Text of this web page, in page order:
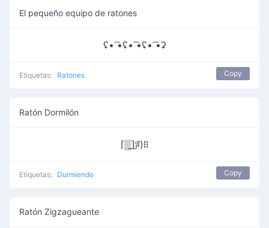
El pequeño equipo de ratones
ʢ• ͡•ʢ• ͡•ʢ• ͡•ʡ
Etiquetas: Ratones Copy
Ratón Dormilón
⌈▒͟⌉ꅼ)ꍞ
Etiquetas: Durmiendo Copy
Ratón Zigzagueante